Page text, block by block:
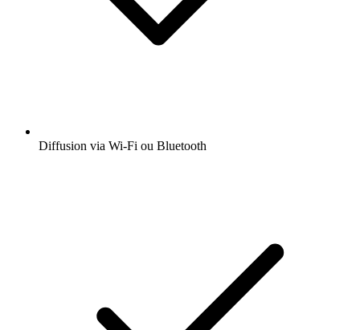
Diffusion via Wi-Fi ou Bluetooth